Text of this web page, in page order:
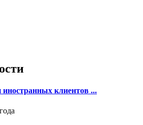
клиентов ...